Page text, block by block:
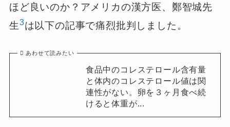
ほど良いのか？アメリカの漢方医、鄭智城先
生3は以下の記事で痛烈批判しました。
あわせて読みたい
食品中のコレステロール含有量
と体内のコレステロール値は関
連性がない。卵を３ヶ月食べ続
けると体重が...